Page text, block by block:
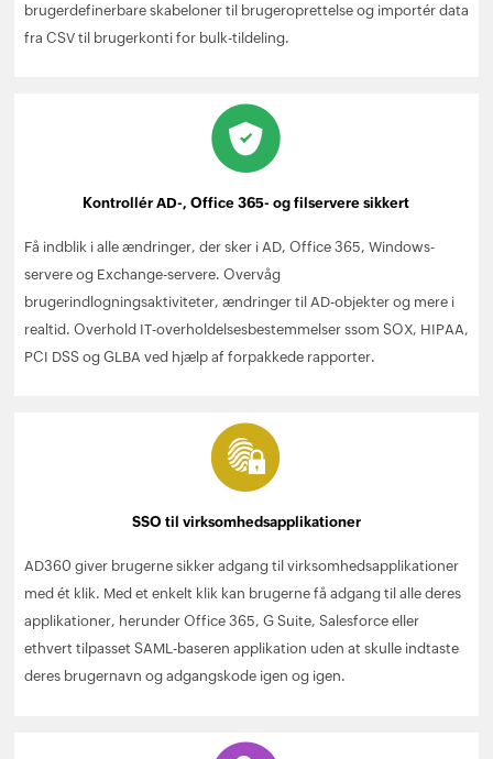
brugerdefinerbare skabeloner til brugeroprettelse og importér data
fra CSV til brugerkonti for bulk-tildeling.
Kontrollér AD-, Office 365- og filservere sikkert
Få indblik i alle ændringer, der sker i AD, Office 365, Windows-
servere og Exchange-servere. Overvåg
brugerindlogningsaktiviteter, ændringer til AD-objekter og mere i
realtid. Overhold IT-overholdelsesbestemmelser ssom SOX, HIPAA,
PCI DSS og GLBA ved hjælp af forpakkede rapporter.
SSO til virksomhedsapplikationer
AD360 giver brugerne sikker adgang til virksomhedsapplikationer
med ét klik. Med et enkelt klik kan brugerne få adgang til alle deres
applikationer, herunder Office 365, G Suite, Salesforce eller
ethvert tilpasset SAML-baseren applikation uden at skulle indtaste
deres brugernavn og adgangskode igen og igen.